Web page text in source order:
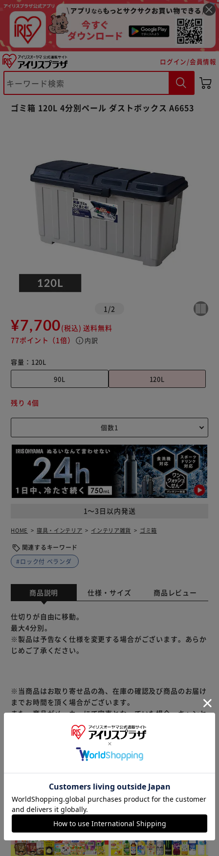
ログイン/会員情報
ゴミ箱 120L 4分別ペール ダストボックス A6653
1 /2
¥7,700(税込) 送料無料
77ポイント （1倍） info 内訳
容量： 120L
90L
120L
1～3日以内発送
残り 4個
HOME 寝具・インテリア インテリア雑貨 ゴミ箱
関連するキーワード
#ロック付 ベランダ
商品説明 仕様・サイズ 商品レビュー
仕切りが自由に移動。
最大4分別。
※製品は予告なく仕様を変更する場合がございます。あらか
じめご了承ください。
※当商品はお取り寄せ品の為、在庫の確認及び商品のお届け
までお時間を頂く場合がございます。
また、商品がメーカーにて完売となっていた場合、キャンセ
ル又は注文内容の変更をお願いいたしております。
予めご了承くださいますようお願いいたします。
商品はアイリスプラザがセレクトしたオススメ商品です。
▼ 食品・飲料おすすめ ▼
※ご確認ください